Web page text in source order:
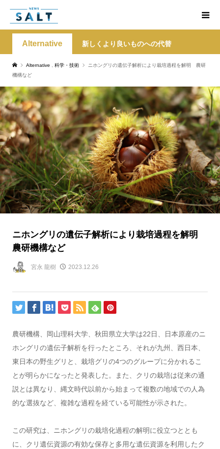
Alternative 新しくより良いものへの代替
Alternative 科学・技術
ニホングリの遺伝子解析により栽培過程を解明 農研
機構など
ニホングリの遺伝子解析により栽培過程を解明
農研機構など
宮永 龍樹 2023.12.26
農研機構、岡山理科大学、秋田県立大学は22日、日本原産のニ
ホングリの遺伝子解析を行ったところ、それが九州、西日本、
東日本の野生グリと、栽培グリの4つのグループに分かれるこ
とが明らかになったと発表した。また、クリの栽培は従来の通
説とは異なり、縄文時代以前から始まって複数の地域での人為
的な選抜など、複雑な過程を経ている可能性が示された。
この研究は、ニホングリの栽培化過程の解明に役立つととも
に、クリ遺伝資源の有効な保存と多用な遺伝資源を利用したク